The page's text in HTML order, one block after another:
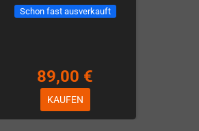
Schon fast ausverkauft
89,00 €
KAUFEN